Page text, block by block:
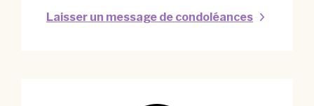
Laisser un message de condoléances